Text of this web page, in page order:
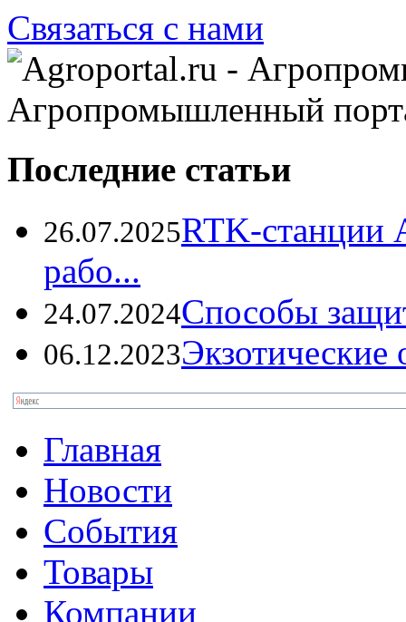
Связаться с нами
Агропромышленный
Последние статьи
26.07.2025RTK-станции
рабо...
24.07.2024Способы
06.12.2023
Главная
Новости
События
Товары
Компании